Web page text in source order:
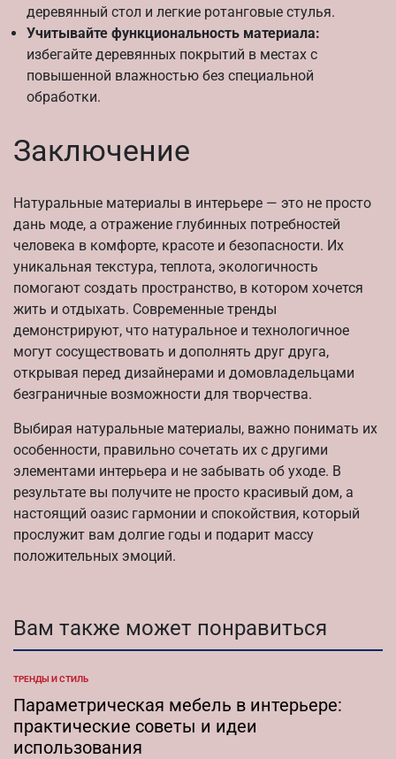
деревянный стол и легкие ротанговые стулья.
Учитывайте функциональность материала:
избегайте деревянных покрытий в местах с
повышенной влажностью без специальной
обработки.
Заключение
Натуральные материалы в интерьере — это не просто
дань моде, а отражение глубинных потребностей
человека в комфорте, красоте и безопасности. Их
уникальная текстура, теплота, экологичность
помогают создать пространство, в котором хочется
жить и отдыхать. Современные тренды
демонстрируют, что натуральное и технологичное
могут сосуществовать и дополнять друг друга,
открывая перед дизайнерами и домовладельцами
безграничные возможности для творчества.
Выбирая натуральные материалы, важно понимать их
особенности, правильно сочетать их с другими
элементами интерьера и не забывать об уходе. В
результате вы получите не просто красивый дом, а
настоящий оазис гармонии и спокойствия, который
прослужит вам долгие годы и подарит массу
положительных эмоций.
Вам также может понравиться
ОПУБЛИКОВАНО
В
ТРЕНДЫ И СТИЛЬ
Параметрическая мебель в интерьере:
практические советы и идеи
использования